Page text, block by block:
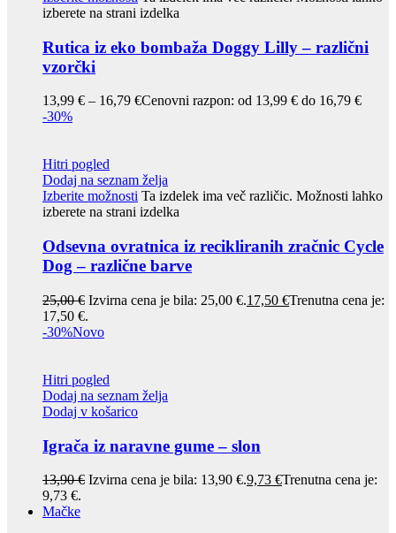
izberete na strani izdelka
Rutica iz eko bombaža Doggy Lilly – različni
vzorčki
13,99 € – 16,79 €Cenovni razpon: od 13,99 € do 16,79 €
-30%
Hitri pogled
Dodaj na seznam želja
Izberite možnosti Ta izdelek ima več različic. Možnosti lahko
izberete na strani izdelka
Odsevna ovratnica iz recikliranih zračnic Cycle
Dog – različne barve
25,00€ Izvirna cena je bila: 25,00 €.17,50 €Trenutna cena je:
17,50 €.
-30%Novo
Hitri pogled
Dodaj na seznam želja
Dodaj v košarico
Igrača iz naravne gume – slon
13,90€ Izvirna cena je bila: 13,90 €.9,73 €Trenutna cena je:
9,73 €.
Mačke